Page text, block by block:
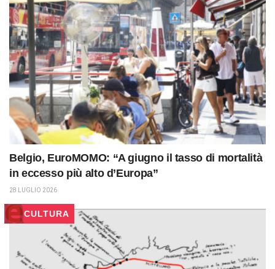
Belgio, EuroMOMO: “A giugno il tasso di mortalità
in eccesso più alto d’Europa”
28 LUGLIO 2026
CULTURA